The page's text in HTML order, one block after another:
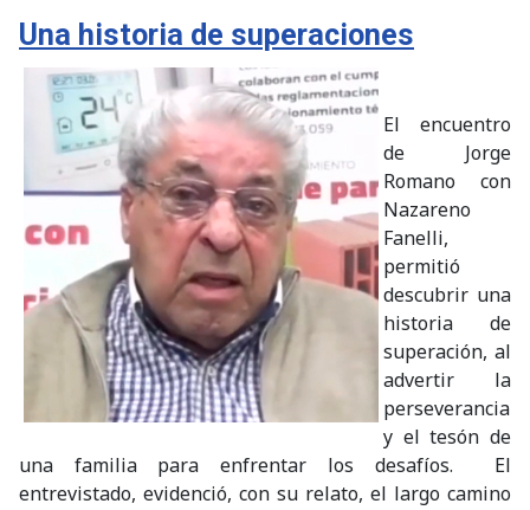
Una historia de superaciones
El encuentro
de Jorge
Romano con
Nazareno
Fanelli,
permitió
descubrir una
historia de
superación, al
advertir la
perseverancia
y el tesón de
una familia para enfrentar los desafíos. El
entrevistado, evidenció, con su relato, el largo camino